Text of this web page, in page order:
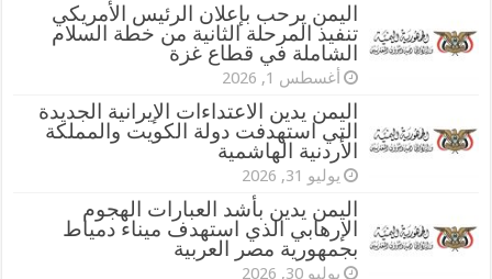
اليمن يرحب بإعلان الرئيس الأمريكي
تنفيذ المرحلة الثانية من خطة السلام
الشاملة في قطاع غزة
أغسطس 1, 2026
اليمن يدين الاعتداءات الإيرانية الجديدة
التي استهدفت دولة الكويت والمملكة
الأردنية الهاشمية
يوليو 31, 2026
اليمن يدين بأشد العبارات الهجوم
الإرهابي الذي استهدف ميناء دمياط
بجمهورية مصر العربية
يوليو 30, 2026